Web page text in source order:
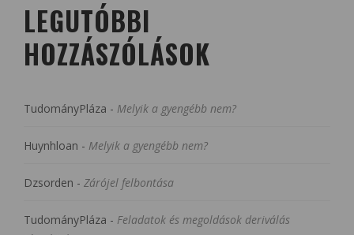
LEGUTÓBBI
HOZZÁSZÓLÁSOK
TudományPláza - Melyik a gyengébb nem?
Huynhloan - Melyik a gyengébb nem?
Dzsorden - Zárójel felbontása
TudományPláza - Feladatok és megoldások deriválás